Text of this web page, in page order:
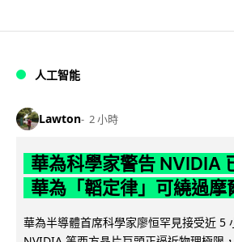
人工智能
Lawton 2 小時
華為科學家警告 NVIDIA
華為「韜定律」可繞過摩
華為半導體首席科學家廖恒罕見接受近 5